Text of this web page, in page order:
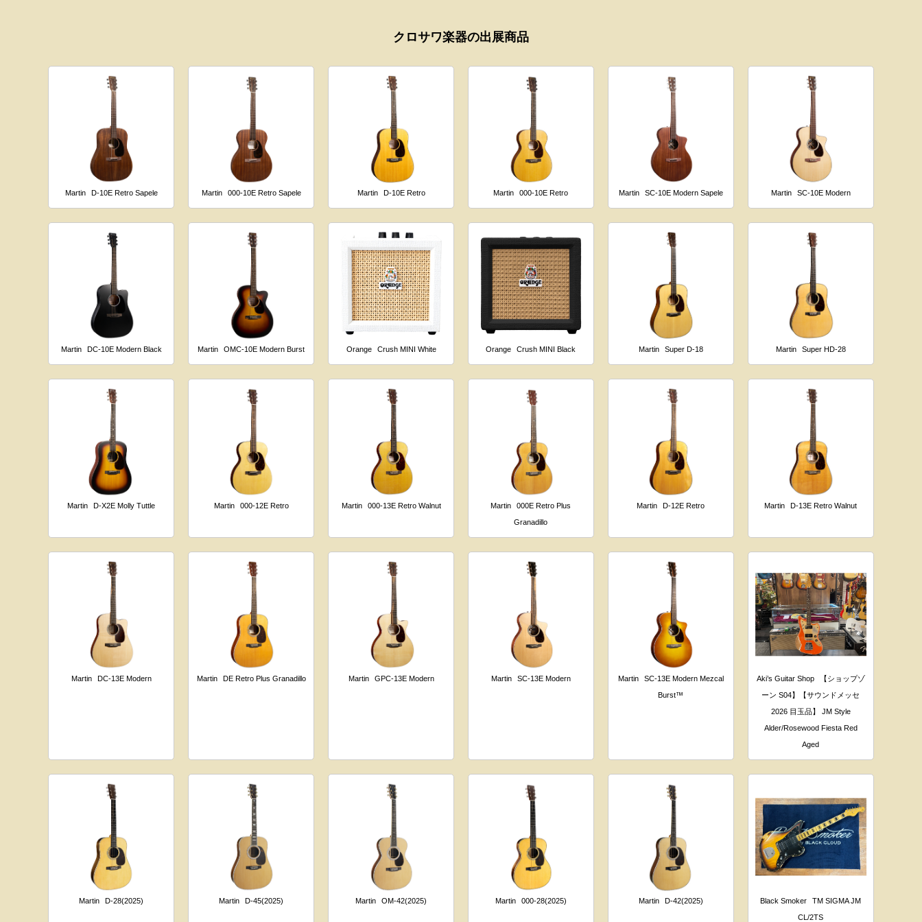
クロサワ楽器の出展商品
Martin D-10E Retro Sapele Martin 000-10E Retro Sapele Martin D-10E Retro Martin 000-10E Retro Martin SC-10E Modern Sapele Martin SC-10E Modern
Martin DC-10E Modern Black Martin OMC-10E Modern Burst Orange Crush MINI White Orange Crush MINI Black Martin Super D-18 Martin Super HD-28
Martin D-X2E Molly Tuttle Martin 000-12E Retro Martin 000-13E Retro Walnut Martin
000E Retro Plus
Granadillo
Martin D-12E Retro Martin D-13E Retro Walnut
Martin DC-13E Modern Martin DE Retro Plus Granadillo Martin GPC-13E Modern Martin SC-13E Modern Martin
SC-13E Modern Mezcal
Burst™
Aki’s Guitar Shop
【ショップゾ
ーン S04】【サウンドメッセ
2026 目玉品】 JM Style
Alder/Rosewood Fiesta Red
Aged
Martin D-28(2025) Martin D-45(2025) Martin OM-42(2025) Martin 000-28(2025) Martin D-42(2025) Black Smoker
TM SIGMA JM
CL/2TS